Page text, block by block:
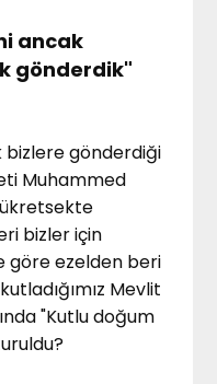
ancak
gönderdik"
bizlere gönderdiği
Muhammed
bizler için
göre ezelden beri
Mevlit
"Kutlu doğum